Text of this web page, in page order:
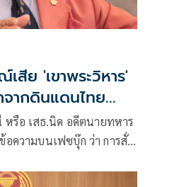
สีย 'เขาพระวิหาร'
ากดินแดนไทย
หรือ เสธ.นิด อดีตนายทหาร
ามบนเฟซบุ๊ก ว่า การสั่ง
นต์